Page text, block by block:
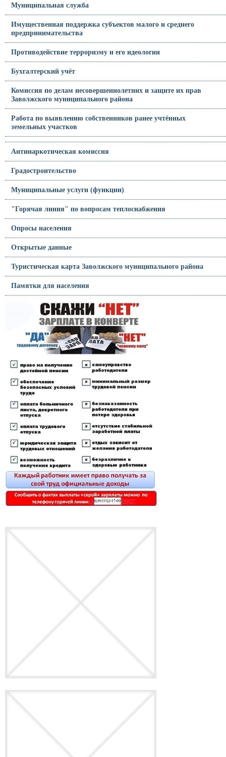
Муниципальная служба
Имущественная поддержка субъектов малого и среднего
предпринимательства
Противодействие терроризму и его идеологии
Бухгалтерский учёт
Комиссия по делам несовершеннолетних и защите их прав
Заволжского муниципального района
Работа по выявлению собственников ранее учтённых
земельных участков
Антинаркотическая комиссия
Градостроительство
Муниципальные услуги (функции)
"Горячая линия" по вопросам теплоснабжения
Опросы населения
Открытые данные
Туристическая карта Заволжского муниципального района
Памятки для населения